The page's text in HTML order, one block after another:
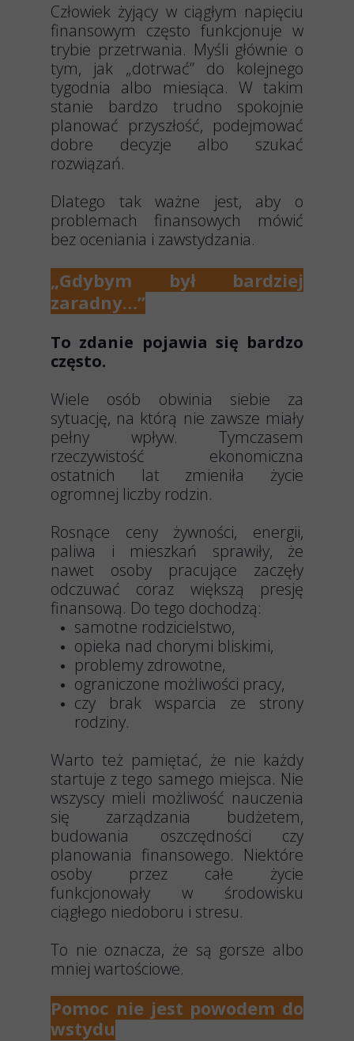
Człowiek żyjący w ciągłym napięciu
finansowym często funkcjonuje w
trybie przetrwania. Myśli głównie o
tym, jak „dotrwać” do kolejnego
tygodnia albo miesiąca. W takim
stanie bardzo trudno spokojnie
planować przyszłość, podejmować
dobre decyzje albo szukać
rozwiązań.
Dlatego tak ważne jest, aby o
problemach finansowych mówić
bez oceniania i zawstydzania.
„Gdybym był bardziej
zaradny…”
To zdanie pojawia się bardzo
często.
Wiele osób obwinia siebie za
sytuację, na którą nie zawsze miały
pełny wpływ. Tymczasem
rzeczywistość ekonomiczna
ostatnich lat zmieniła życie
ogromnej liczby rodzin.
Rosnące ceny żywności, energii,
paliwa i mieszkań sprawiły, że
nawet osoby pracujące zaczęły
odczuwać coraz większą presję
finansową. Do tego dochodzą:
samotne rodzicielstwo,
opieka nad chorymi bliskimi,
problemy zdrowotne,
ograniczone możliwości pracy,
czy brak wsparcia ze strony
rodziny.
Warto też pamiętać, że nie każdy
startuje z tego samego miejsca. Nie
wszyscy mieli możliwość nauczenia
się zarządzania budżetem,
budowania oszczędności czy
planowania finansowego. Niektóre
osoby przez całe życie
funkcjonowały w środowisku
ciągłego niedoboru i stresu.
To nie oznacza, że są gorsze albo
mniej wartościowe.
Pomoc nie jest powodem do
wstydu